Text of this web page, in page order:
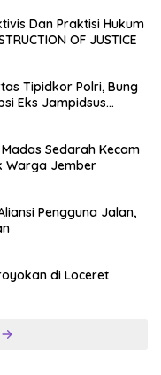
Dan Praktisi Hukum
OF JUSTICE
Tipidkor Polri, Bung
Eks Jampidsus
Keras Oknum Ormas Sakera Keroyok Warga Jember
Pengguna Jalan,
di Loceret